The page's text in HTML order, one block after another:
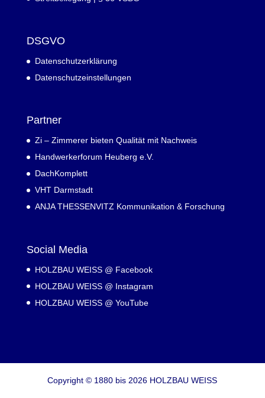
DSGVO
Datenschutzerklärung
Datenschutzeinstellungen
Partner
Zi – Zimmerer bieten Qualität mit Nachweis
Handwerkerforum Heuberg e.V.
DachKomplett
VHT Darmstadt
ANJA THESSENVITZ Kommunikation & Forschung
Social Media
HOLZBAU WEISS @ Facebook
HOLZBAU WEISS @ Instagram
HOLZBAU WEISS @ YouTube
Copyright © 1880 bis 2026 HOLZBAU WEISS